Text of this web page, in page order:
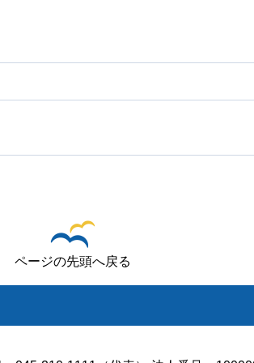
ページの先頭へ戻る